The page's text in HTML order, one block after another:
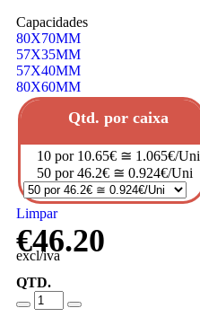
Capacidades
80X70MM
57X35MM
57X40MM
80X60MM
Qtd. por caixa
10 por 10.65€ ≅ 1.065€/Uni
50 por 46.2€ ≅ 0.924€/Uni
Limpar
€46.20
excl/iva
QTD.